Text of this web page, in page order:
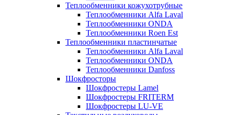
Теплообменники кожухотрубные
Теплообменники Alfa Laval
Теплообменники ONDA
Теплообменники Roen Est
Теплообменники пластинчатые
Теплообменники Alfa Laval
Теплообменники ONDA
Теплообменники Danfoss
Шокфросторы
Шокфростеры Lamel
Шокфростеры FRITERM
Шокфростеры LU-VE